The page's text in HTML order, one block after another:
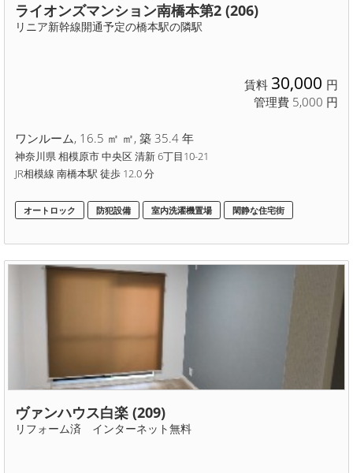
ライオンズマンション南橋本第2 (206)
リニア新幹線開通予定の橋本駅の隣駅
賃料 30,000 円
管理費 5,000 円
ワンルーム, 16.5 ㎡ ㎡, 築 35.4 年
神奈川県 相模原市 中央区 清新 6丁目10-21
JR相模線 南橋本駅 徒歩 12.0 分
オートロック 防犯設備 室内洗濯機置場 閑静な住宅街
ヴァンハウス白楽 (209)
リフォーム済 インターネット無料